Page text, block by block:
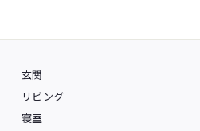
玄関
リビング
寝室